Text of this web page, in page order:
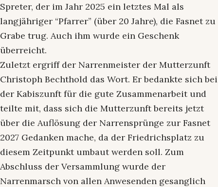
Spreter, der im Jahr 2025 ein letztes Mal als
langjähriger “Pfarrer” (über 20 Jahre), die Fasnet zu
Grabe trug. Auch ihm wurde ein Geschenk
überreicht.
Zuletzt ergriff der Narrenmeister der Mutterzunft
Christoph Bechthold das Wort. Er bedankte sich bei
der Kabiszunft für die gute Zusammenarbeit und
teilte mit, dass sich die Mutterzunft bereits jetzt
über die Auflösung der Narrensprünge zur Fasnet
2027 Gedanken mache, da der Friedrichsplatz zu
diesem Zeitpunkt umbaut werden soll. Zum
Abschluss der Versammlung wurde der
Narrenmarsch von allen Anwesenden gesanglich